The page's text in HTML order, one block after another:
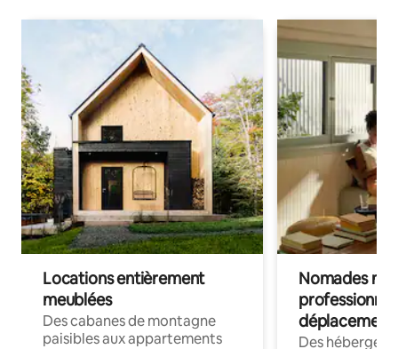
Locations entièrement
meublées
Des cabanes de montagne
paisibles aux appartements
Nomades
déplacement
Des